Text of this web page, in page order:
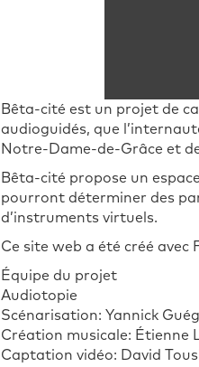
Bêta-cité est un projet de
audioguidés, que
Notre-Dame-de-Grâce et
Bêta-cité propose un
pourront déterminer des
d’instruments virtuels.
Ce site web a été créé avec
Équipe du projet
Audiotopie
Scénarisation: Yannick
Création musicale: Étienne
Captation vidéo: David